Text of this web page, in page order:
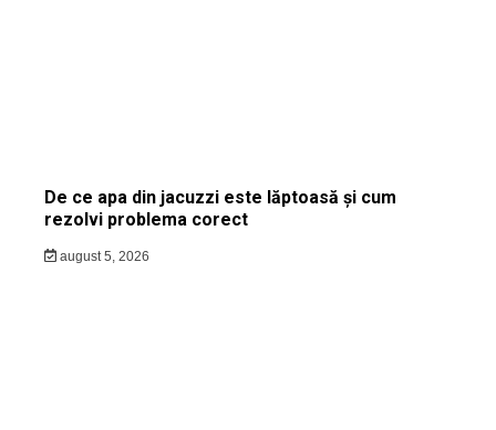
De ce apa din jacuzzi este lăptoasă și cum
rezolvi problema corect
august 5, 2026